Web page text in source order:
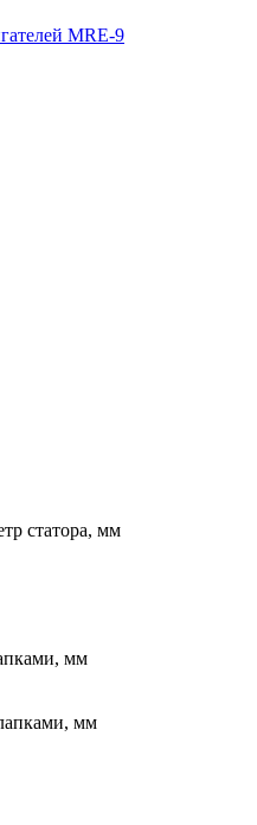
MRE-9
статора, мм
мм
мм